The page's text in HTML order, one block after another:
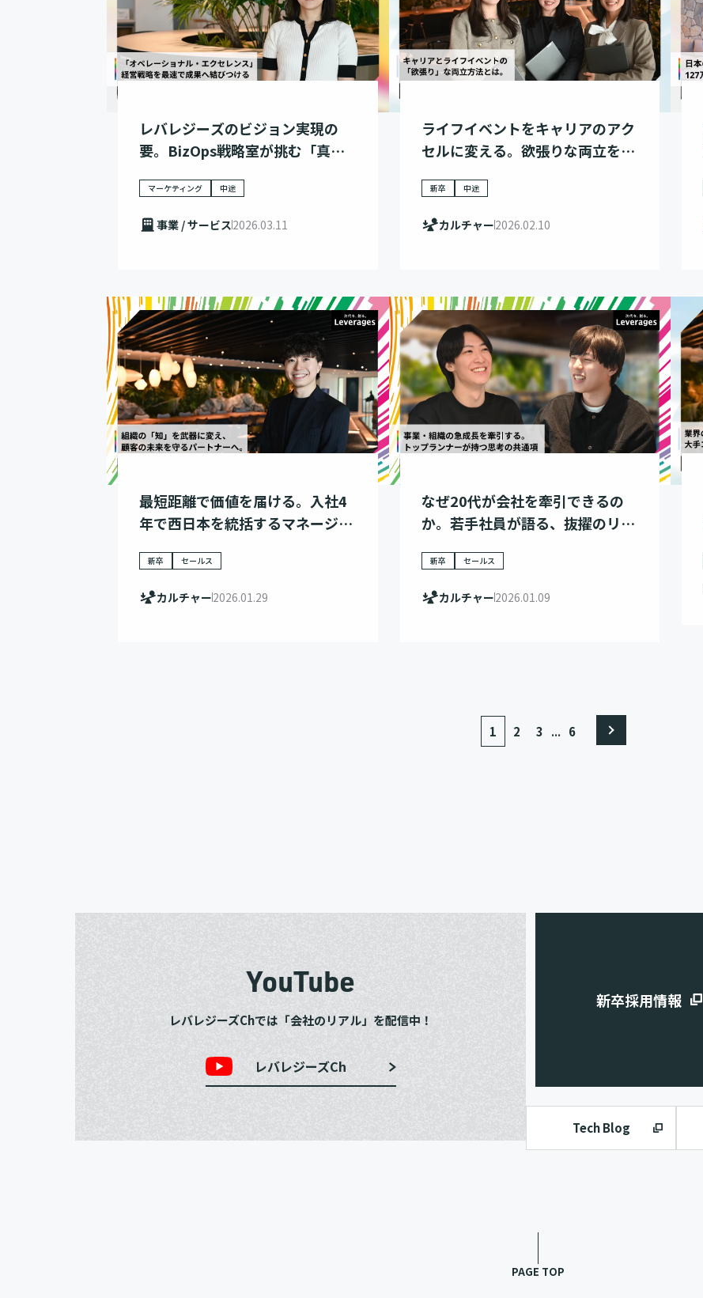
レバレジーズのビジョン実現の
要。BizOps戦略室が挑む「真の
マーケティング 中途
事業 / サービス2026.03.11
ライフイベントをキャリアのアク
セルに変える。欲張りな両立を叶
新卒 中途
カルチャー2026.02.10
最短距離で価値を届ける。入社4
年で西日本を統括するマネージャ
新卒 セールス
カルチャー2026.01.29
なぜ20代が会社を牽引できるの
か。若手社員が語る、抜擢のリア
新卒 セールス
カルチャー2026.01.09
1 2 3 ... 6
YouTube
レバレジーズChでは「会社のリアル」を配信中！
レバレジーズCh
新卒採用情報
Tech Blog
PAGE TOP